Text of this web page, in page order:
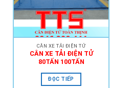
CÂN XE TẢI ĐIỆN TỬ
CÂN XE TẢI ĐIỆN TỬ
80TẤN 100TẤN
ĐỌC TIẾP